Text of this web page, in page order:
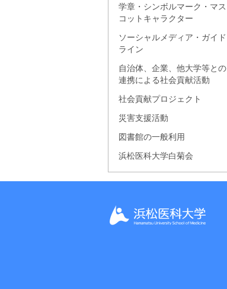
学章・シンボルマーク・マス
コットキャラクター
ソーシャルメディア・ガイド
ライン
自治体、企業、他大学等との
連携による社会貢献活動
社会貢献プロジェクト
災害支援活動
図書館の一般利用
浜松医科大学白菊会